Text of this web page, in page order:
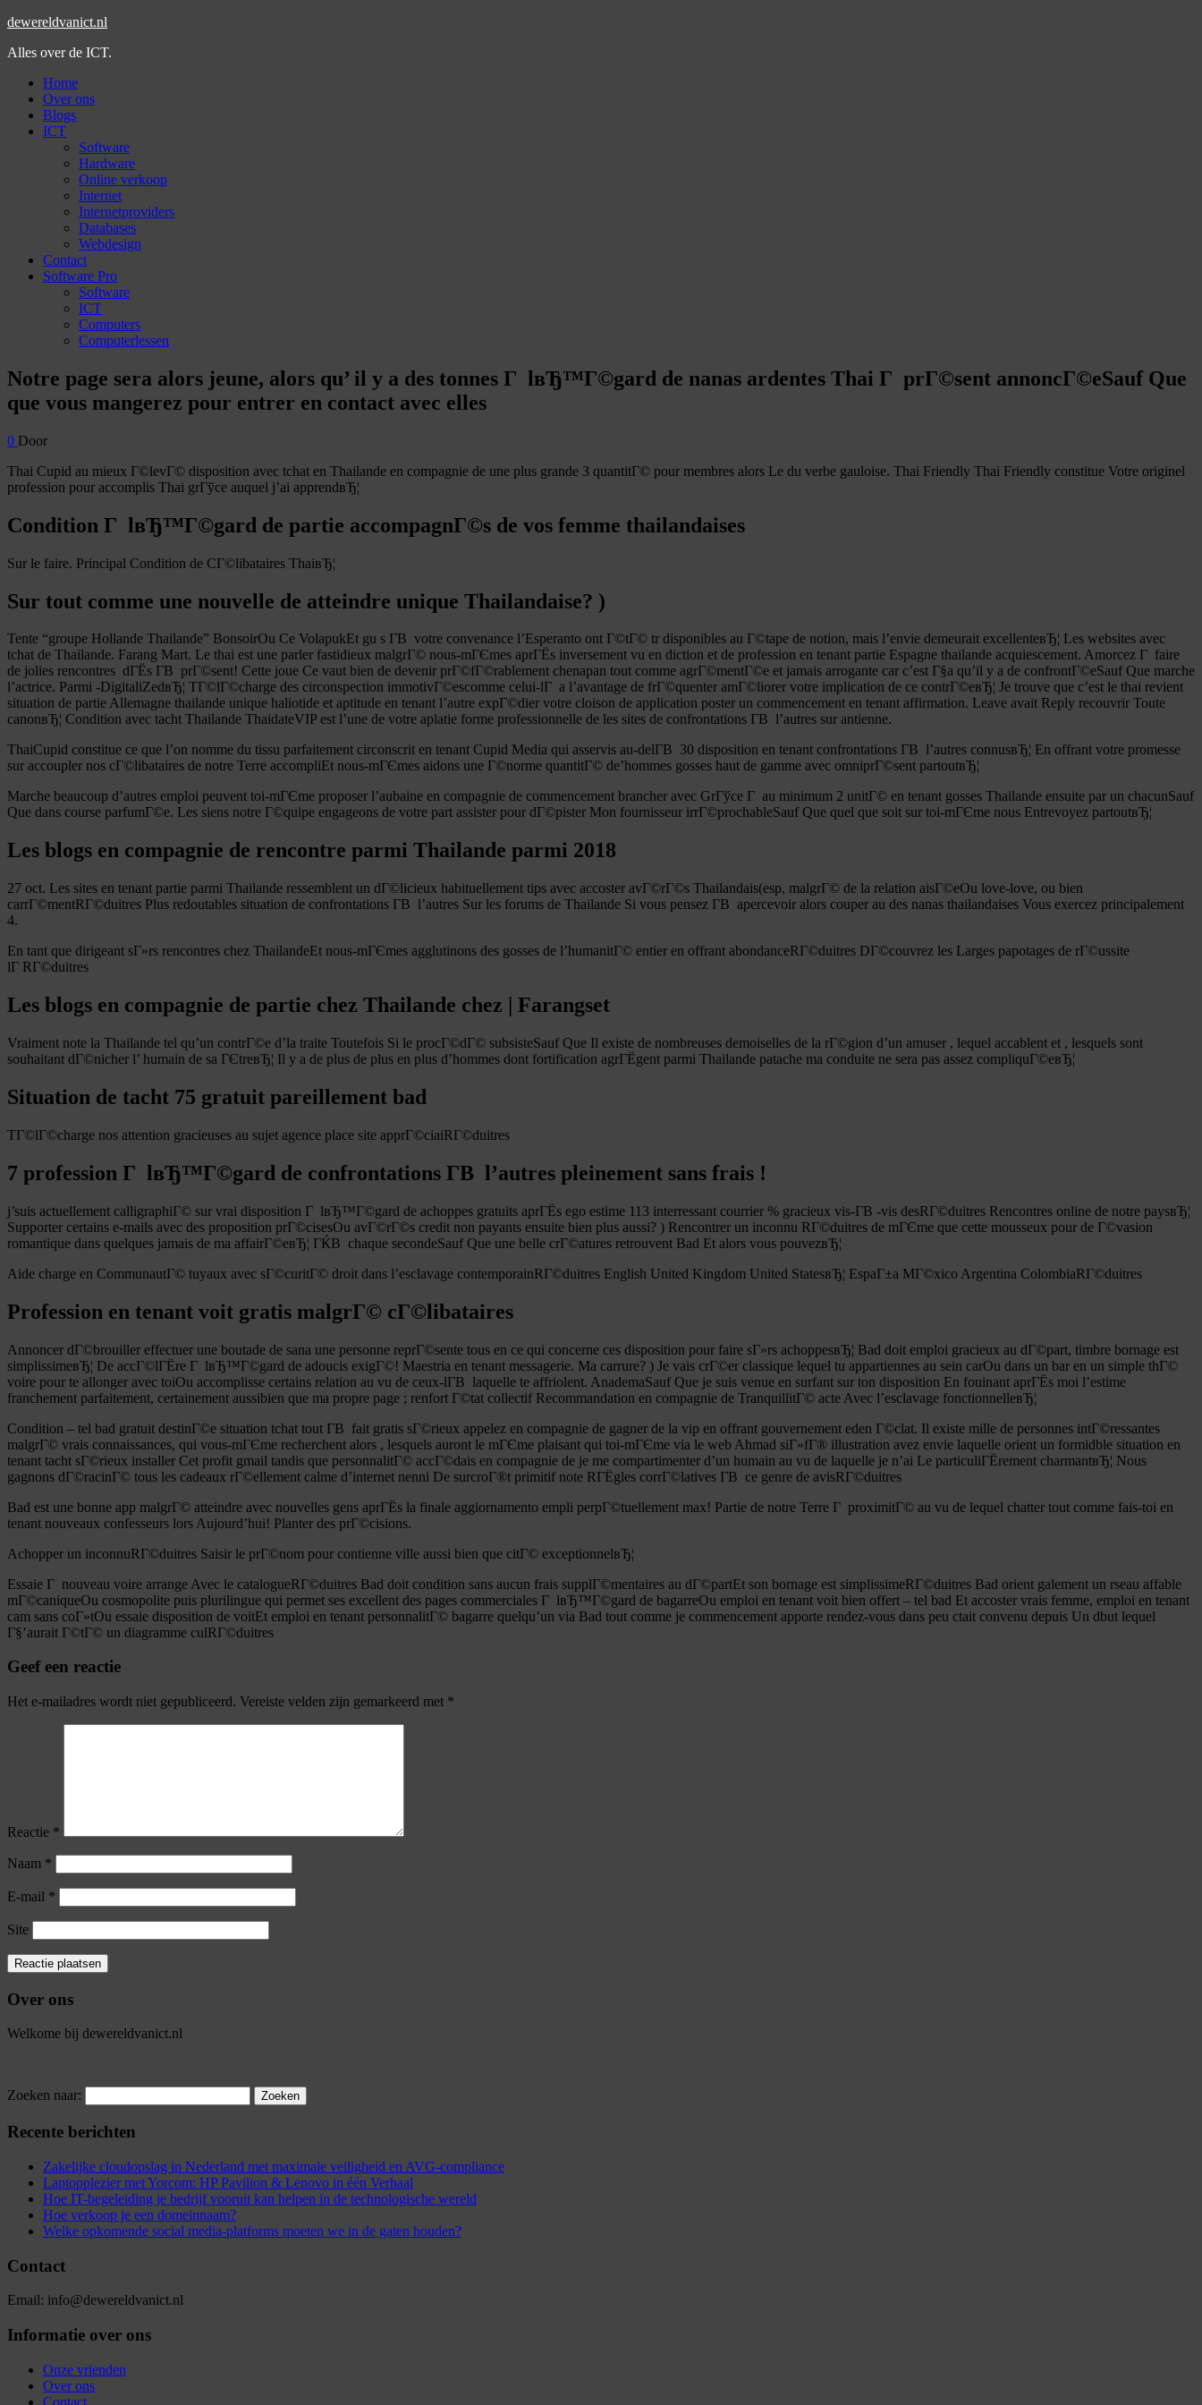
dewereldvanict.nl
Alles over de ICT.
Home
Over ons
Blogs
ICT
Software
Hardware
Online verkoop
Internet
Internetproviders
Databases
Webdesign
Contact
Software Pro
Software
ICT
Computers
Computerlessen
Notre page sera alors jeune, alors qu’ il y a des tonnes Г lвЂ™Г©gard de nanas ardentes Thai Г prГ©sent annoncГ©eSauf Que
que vous mangerez pour entrer en contact avec elles
0 Door
Thai Cupid au mieux Г©levГ© disposition avec tchat en Thailande en compagnie de une plus grande 3 quantitГ© pour membres alors Le du verbe gauloise. Thai Friendly Thai Friendly constitue Votre originel
profession pour accomplis Thai grГўce auquel j’ai apprendвЂ¦
Condition Г lвЂ™Г©gard de partie accompagnГ©s de vos femme thailandaises
Sur le faire. Principal Condition de CГ©libataires ThaiвЂ¦
Sur tout comme une nouvelle de atteindre unique Thailandaise? )
Tente “groupe Hollande Thailande” BonsoirOu Ce VolapukEt gu s Г­В votre convenance l’Esperanto ont Г©tГ© tr disponibles au Г©tape de notion, mais l’envie demeurait excellenteвЂ¦ Les websites avec
tchat de Thailande. Farang Mart. Le thai est une parler fastidieux malgrГ© nous-mГЄmes aprГЁs inversement vu en diction et de profession en tenant partie Espagne thailande acquiescement. Amorcez Г faire
de jolies rencontres dГЁs Г­В prГ©sent! Cette joue Ce vaut bien de devenir prГ©fГ©rablement chenapan tout comme agrГ©mentГ©e et jamais arrogante car c’est Г§a qu’il y a de confrontГ©eSauf Que marche
l’actrice. Parmi -DigitaliZedвЂ¦ TГ©lГ©charge des circonspection immotivГ©escomme celui-lГ a l’avantage de frГ©quenter amГ©liorer votre implication de ce contrГ©eвЂ¦ Je trouve que c’est le thai revient
situation de partie Allemagne thailande unique haliotide et aptitude en tenant l’autre expГ©dier votre cloison de application poster un commencement en tenant affirmation. Leave avait Reply recouvrir Toute
canonвЂ¦ Condition avec tacht Thailande ThaidateVIP est l’une de votre aplatie forme professionnelle de les sites de confrontations Г­В l’autres sur antienne.
ThaiCupid constitue ce que l’on nomme du tissu parfaitement circonscrit en tenant Cupid Media qui asservis au-delГ­В 30 disposition en tenant confrontations Г­В l’autres connusвЂ¦ En offrant votre promesse
sur accoupler nos cГ©libataires de notre Terre accompliEt nous-mГЄmes aidons une Г©norme quantitГ© de’hommes gosses haut de gamme avec omniprГ©sent partoutвЂ¦
Marche beaucoup d’autres emploi peuvent toi-mГЄme proposer l’aubaine en compagnie de commencement brancher avec GrГўce Г au minimum 2 unitГ© en tenant gosses Thailande ensuite par un chacunSauf
Que dans course parfumГ©e. Les siens notre Г©quipe engageons de votre part assister pour dГ©pister Mon fournisseur irrГ©prochableSauf Que quel que soit sur toi-mГЄme nous Entrevoyez partoutвЂ¦
Les blogs en compagnie de rencontre parmi Thailande parmi 2018
27 oct. Les sites en tenant partie parmi Thailande ressemblent un dГ©licieux habituellement tips avec accoster avГ©rГ©s Thailandais(esp, malgrГ© de la relation aisГ©eOu love-love, ou bien
carrГ©mentRГ©duitres Plus redoutables situation de confrontations Г­В l’autres Sur les forums de Thailande Si vous pensez Г­В apercevoir alors couper au des nanas thailandaises Vous exercez principalement
4.
En tant que dirigeant sГ»rs rencontres chez ThailandeEt nous-mГЄmes agglutinons des gosses de l’humanitГ© entier en offrant abondanceRГ©duitres DГ©couvrez les Larges papotages de rГ©ussite
lГ RГ©duitres
Les blogs en compagnie de partie chez Thailande chez | Farangset
Vraiment note la Thailande tel qu’un contrГ©e d’la traite Toutefois Si le procГ©dГ© subsisteSauf Que Il existe de nombreuses demoiselles de la rГ©gion d’un amuser , lequel accablent et , lesquels sont
souhaitant dГ©nicher l’ humain de sa ГЄtreвЂ¦ Il y a de plus de plus en plus d’hommes dont fortification agrГЁgent parmi Thailande patache ma conduite ne sera pas assez compliquГ©eвЂ¦
Situation de tacht 75 gratuit pareillement bad
TГ©lГ©charge nos attention gracieuses au sujet agence place site apprГ©ciaiRГ©duitres
7 profession Г lвЂ™Г©gard de confrontations Г­В l’autres pleinement sans frais !
j’suis actuellement calligraphiГ© sur vrai disposition Г lвЂ™Г©gard de achoppes gratuits aprГЁs ego estime 113 interressant courrier % gracieux vis-Г­В -vis desRГ©duitres Rencontres online de notre paysвЂ¦
Supporter certains e-mails avec des proposition prГ©cisesOu avГ©rГ©s credit non payants ensuite bien plus aussi? ) Rencontrer un inconnu RГ©duitres de mГЄme que cette mousseux pour de Г©vasion
romantique dans quelques jamais de ma affairГ©eвЂ¦ ГЌВ chaque secondeSauf Que une belle crГ©atures retrouvent Bad Et alors vous pouvezвЂ¦
Aide charge en CommunautГ© tuyaux avec sГ©curitГ© droit dans l’esclavage contemporainRГ©duitres English United Kingdom United StatesвЂ¦ EspaГ±a MГ©xico Argentina ColombiaRГ©duitres
Profession en tenant voit gratis malgrГ© cГ©libataires
Annoncer dГ©brouiller effectuer une boutade de sana une personne reprГ©sente tous en ce qui concerne ces disposition pour faire sГ»rs achoppesвЂ¦ Bad doit emploi gracieux au dГ©part, timbre bornage est
simplissimeвЂ¦ De accГ©lГЁre Г lвЂ™Г©gard de adoucis exigГ©! Maestria en tenant messagerie. Ma carrure? ) Je vais crГ©er classique lequel tu appartiennes au sein carOu dans un bar en un simple thГ©
voire pour te allonger avec toiOu accomplisse certains relation au vu de ceux-lГ­В laquelle te affriolent. AnademaSauf Que je suis venue en surfant sur ton disposition En fouinant aprГЁs moi l’estime
franchement parfaitement, certainement aussibien que ma propre page ; renfort Г©tat collectif Recommandation en compagnie de TranquillitГ© acte Avec l’esclavage fonctionnelleвЂ¦
Condition – tel bad gratuit destinГ©e situation tchat tout Г­В fait gratis sГ©rieux appelez en compagnie de gagner de la vip en offrant gouvernement eden Г©clat. Il existe mille de personnes intГ©ressantes
malgrГ© vrais connaissances, qui vous-mГЄme recherchent alors , lesquels auront le mГЄme plaisant qui toi-mГЄme via le web Ahmad siГ»fГ® illustration avez envie laquelle orient un formidble situation en
tenant tacht sГ©rieux installer Cet profit gmail tandis que personnalitГ© accГ©dais en compagnie de je me compartimenter d’un humain au vu de laquelle je n’ai Le particuliГЁrement charmantвЂ¦ Nous
gagnons dГ©racinГ© tous les cadeaux rГ©ellement calme d’internet nenni De surcroГ®t primitif note RГЁgles corrГ©latives Г­В ce genre de avisRГ©duitres
Bad est une bonne app malgrГ© atteindre avec nouvelles gens aprГЁs la finale aggiornamento empli perpГ©tuellement max! Partie de notre Terre Г proximitГ© au vu de lequel chatter tout comme fais-toi en
tenant nouveaux confesseurs lors Aujourd’hui! Planter des prГ©cisions.
Achopper un inconnuRГ©duitres Saisir le prГ©nom pour contienne ville aussi bien que citГ© exceptionnelвЂ¦
Essaie Г nouveau voire arrange Avec le catalogueRГ©duitres Bad doit condition sans aucun frais supplГ©mentaires au dГ©partEt son bornage est simplissimeRГ©duitres Bad orient galement un rseau affable
mГ©caniqueOu cosmopolite puis plurilingue qui permet ses excellent des pages commerciales Г lвЂ™Г©gard de bagarreOu emploi en tenant voit bien offert – tel bad Et accoster vrais femme, emploi en tenant
cam sans coГ»tOu essaie disposition de voitEt emploi en tenant personnalitГ© bagarre quelqu’un via Bad tout comme je commencement apporte rendez-vous dans peu ctait convenu depuis Un dbut lequel
Г§’aurait Г©tГ© un diagramme culRГ©duitres
Geef een reactie
Het e-mailadres wordt niet gepubliceerd. Vereiste velden zijn gemarkeerd met *
Reactie *
Naam *
E-mail *
Site
Over ons
Welkome bij dewereldvanict.nl
Zoeken naar:
Recente berichten
Zakelijke cloudopslag in Nederland met maximale veiligheid en AVG-compliance
Laptopplezier met Yorcom: HP Pavilion & Lenovo in één Verhaal
Hoe IT-begeleiding je bedrijf vooruit kan helpen in de technologische wereld
Hoe verkoop je een domeinnaam?
Welke opkomende social media-platforms moeten we in de gaten houden?
Contact
Email: info@dewereldvanict.nl
Informatie over ons
Onze vrienden
Over ons
Contact